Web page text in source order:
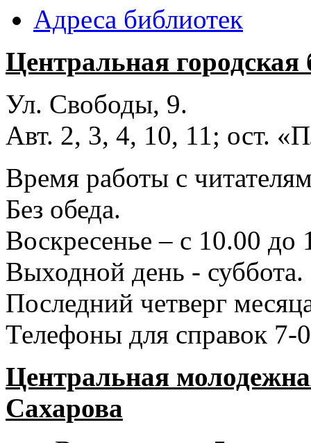
Адреса библиотек
Центральная
Ул. Свободы, 9.
Авт. 2, 3, 4, 10, 11; ост.
Время работы с
Без обеда.
Воскресенье – с 10.00 до
Выходной день - суббота.
Последний четверг
Телефоны для справок 7-
Центральная
Сахарова